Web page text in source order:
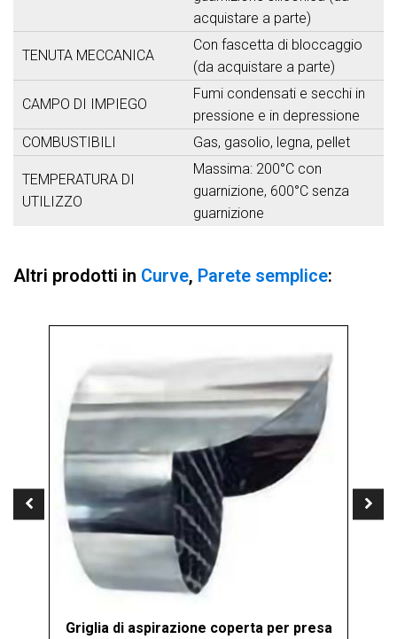
acquistare a parte)
TENUTA MECCANICA
Con fascetta di bloccaggio
(da acquistare a parte)
CAMPO DI IMPIEGO
Fumi condensati e secchi in
pressione e in depressione
COMBUSTIBILI
Gas, gasolio, legna, pellet
TEMPERATURA DI
UTILIZZO
Massima: 200°C con
guarnizione, 600°C senza
guarnizione
Altri prodotti in Curve, Parete semplice:
Griglia di aspirazione coperta per presa